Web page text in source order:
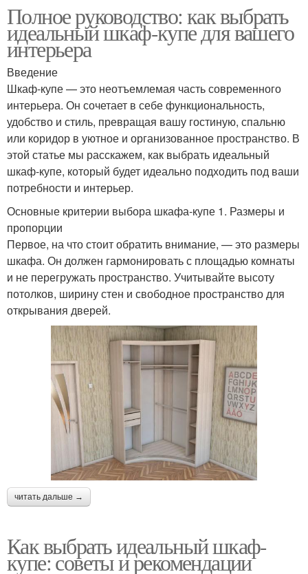
Полное руководство: как выбрать
идеальный шкаф-купе для вашего
интерьера
Введение
Шкаф-купе — это неотъемлемая часть современного
интерьера. Он сочетает в себе функциональность,
удобство и стиль, превращая вашу гостиную, спальню
или коридор в уютное и организованное пространство. В
этой статье мы расскажем, как выбрать идеальный
шкаф-купе, который будет идеально подходить под ваши
потребности и интерьер.
Основные критерии выбора шкафа-купе 1. Размеры и
пропорции
Первое, на что стоит обратить внимание, — это размеры
шкафа. Он должен гармонировать с площадью комнаты
и не перегружать пространство. Учитывайте высоту
потолков, ширину стен и свободное пространство для
открывания дверей.
читать дальше →
Как выбрать идеальный шкаф-
купе: советы и рекомендации